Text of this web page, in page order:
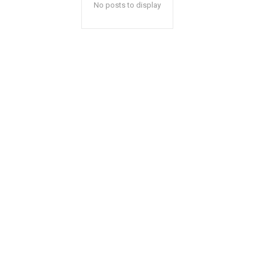
No posts to display